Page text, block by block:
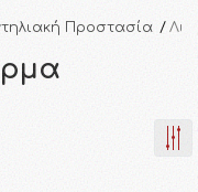
Προστασία /